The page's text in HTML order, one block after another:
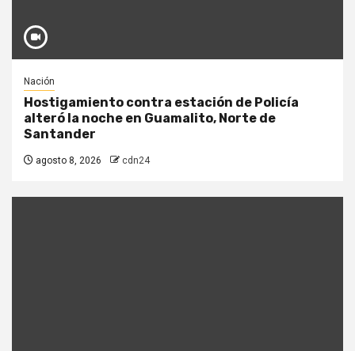
Nación
Hostigamiento contra estación de Policía
alteró la noche en Guamalito, Norte de
Santander
agosto 8, 2026 cdn24